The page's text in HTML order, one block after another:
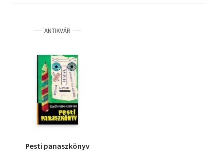
ANTIKVÁR
Pesti panaszkönyv